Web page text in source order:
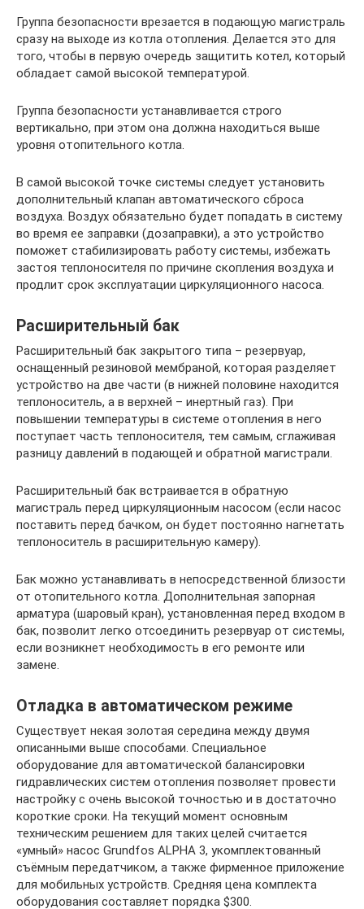
Группа безопасности врезается в подающую магистраль
сразу на выходе из котла отопления. Делается это для
того, чтобы в первую очередь защитить котел, который
обладает самой высокой температурой.
Группа безопасности устанавливается строго
вертикально, при этом она должна находиться выше
уровня отопительного котла.
В самой высокой точке системы следует установить
дополнительный клапан автоматического сброса
воздуха. Воздух обязательно будет попадать в систему
во время ее заправки (дозаправки), а это устройство
поможет стабилизировать работу системы, избежать
застоя теплоносителя по причине скопления воздуха и
продлит срок эксплуатации циркуляционного насоса.
Расширительный бак
Расширительный бак закрытого типа – резервуар,
оснащенный резиновой мембраной, которая разделяет
устройство на две части (в нижней половине находится
теплоноситель, а в верхней – инертный газ). При
повышении температуры в системе отопления в него
поступает часть теплоносителя, тем самым, сглаживая
разницу давлений в подающей и обратной магистрали.
Расширительный бак встраивается в обратную
магистраль перед циркуляционным насосом (если насос
поставить перед бачком, он будет постоянно нагнетать
теплоноситель в расширительную камеру).
Бак можно устанавливать в непосредственной близости
от отопительного котла. Дополнительная запорная
арматура (шаровый кран), установленная перед входом в
бак, позволит легко отсоединить резервуар от системы,
если возникнет необходимость в его ремонте или
замене.
Отладка в автоматическом режиме
Существует некая золотая середина между двумя
описанными выше способами. Специальное
оборудование для автоматической балансировки
гидравлических систем отопления позволяет провести
настройку с очень высокой точностью и в достаточно
короткие сроки. На текущий момент основным
техническим решением для таких целей считается
«умный» насос Grundfos ALPHA 3, укомплектованный
съёмным передатчиком, а также фирменное приложение
для мобильных устройств. Средняя цена комплекта
оборудования составляет порядка $300.